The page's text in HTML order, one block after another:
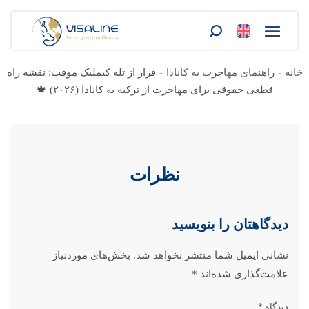
خانه - راهنمای مهاجرت به کانادا - فرار از تله کیملیک موقت: نقشه راه
قطعی حقوقی برای مهاجرت از ترکیه به کانادا (۲۰۲۶) 🍁
نظرات
دیدگاهتان را بنویسید
نشانی ایمیل شما منتشر نخواهد شد. بخش‌های موردنیاز
علامت‌گذاری شده‌اند *
دیدگاه *